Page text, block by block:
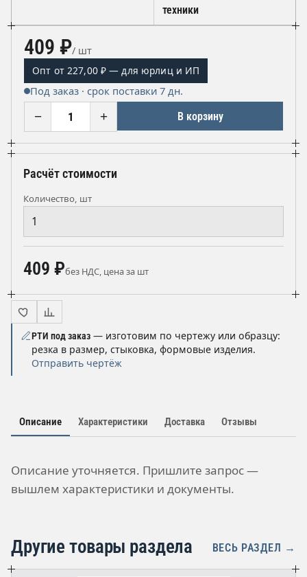
техники
409 ₽/ шт
Опт от 227,00 ₽ — для юрлиц и ИП
Под заказ · срок поставки 7 дн.
− + В корзину
Расчёт стоимости
Количество, шт
409 ₽без НДС, цена за шт
РТИ под заказ — изготовим по чертежу или образцу:
резка в размер, стыковка, формовые изделия.
Отправить чертёж
Описание Характеристики Доставка Отзывы
Описание уточняется. Пришлите запрос —
вышлем характеристики и документы.
Другие товары раздела ВЕСЬ РАЗДЕЛ →